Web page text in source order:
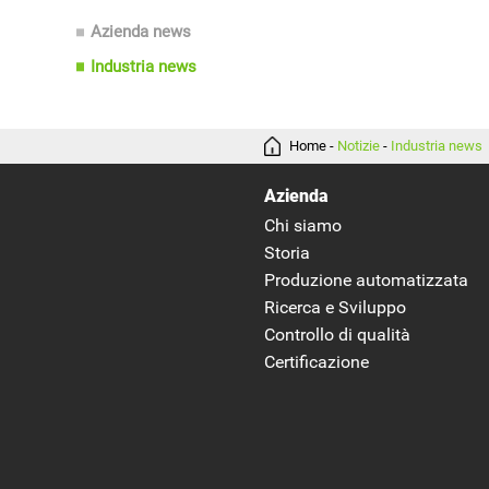
Azienda news
Industria news
Home - Notizie - Industria news
Azienda
Chi siamo
Storia
Produzione automatizzata
Ricerca e Sviluppo
Controllo di qualità
Certificazione